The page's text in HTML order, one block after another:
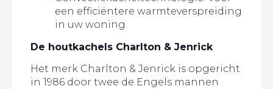
een efficiëntere warmteverspreiding
in uw woning.
De houtkachels Charlton & Jenrick
Het merk Charlton & Jenrick is opgericht
in 1986 door twee de Engels mannen